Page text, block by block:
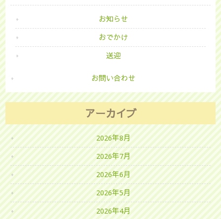
お知らせ
おでかけ
送迎
お問い合わせ
アーカイブ
2026年8月
2026年7月
2026年6月
2026年5月
2026年4月